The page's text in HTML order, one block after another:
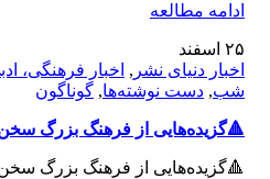
ادامه مطالعه
۲۵ اسفند
اخبار دنیای نشر , اخبار فرهنگی،
شب, دست نوشته‌ها, گوناگون
🔺️گزیده‌هایی از فرهنگ بزرگ